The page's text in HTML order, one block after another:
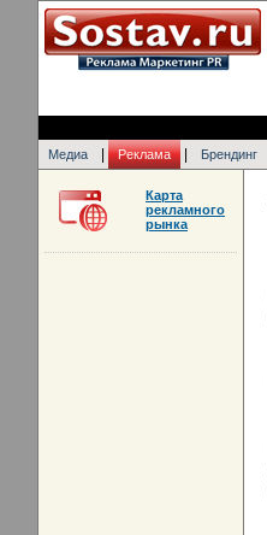
Медиа Реклама Брендинг
Карта
рекламного
рынка